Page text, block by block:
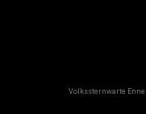
Volkssternwarte